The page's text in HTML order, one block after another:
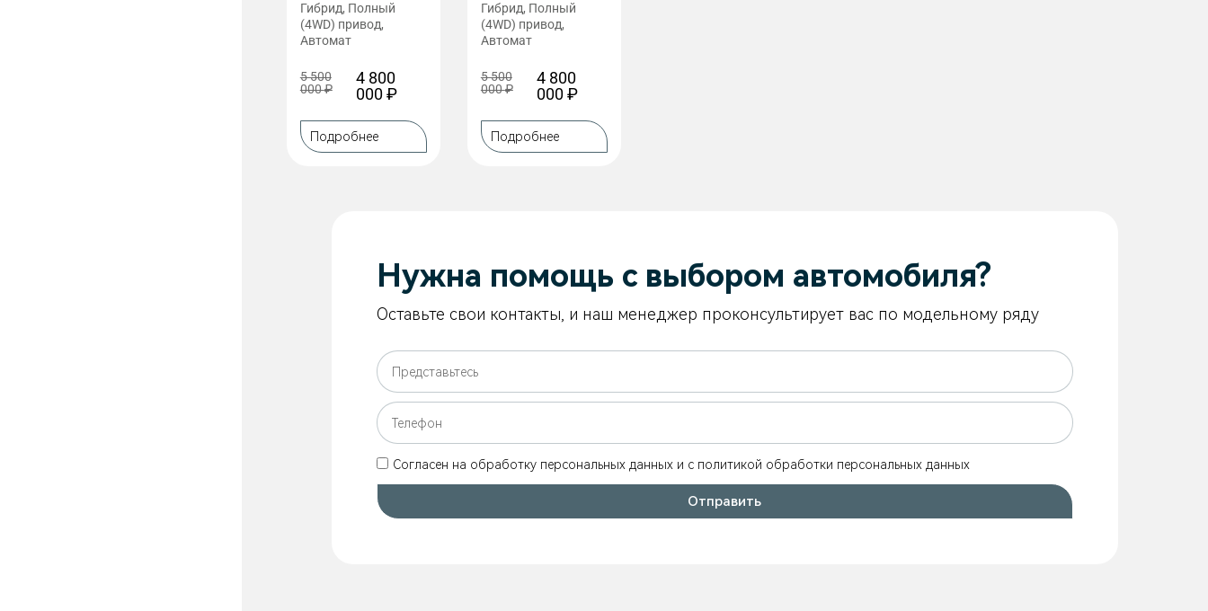
Гибрид, Полный
(4WD) привод,
Автомат
5 500
000₽
4 800
000₽
Подробнее
Гибрид, Полный
(4WD) привод,
Автомат
5 500
000₽
4 800
000₽
Подробнее
Нужна помощь с выбором автомобиля?
Оставьте свои контакты, и наш менеджер проконсультирует вас по модельному ряду
Согласен на обработку персональных данных и c политикой обработки персональных данных
Отправить